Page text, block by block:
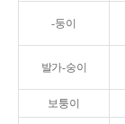
-둥이
발가-숭이
보퉁이